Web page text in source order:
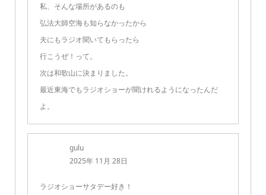
私、そんな場所があるのも
弘法大師空海も知らなかったから
夫にもラジオ聞いてもらったら
行こうぜ！って。
次は和歌山に決まりました。
最近東海でもラジオショーが聞けれるようになったんだ
よ。
gulu
2025年 11月 28日
ラジオショーサタデー好き！